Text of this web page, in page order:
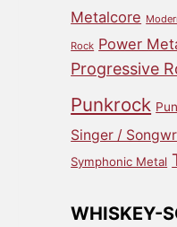
Metalcore
Rock Power
Progressive
Punkrock
Singer /
Symphonic Metal
WHISKEY-